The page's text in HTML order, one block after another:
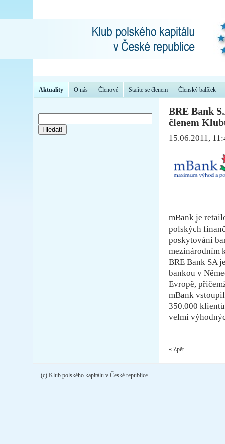
Aktuality O nás Členové Staňte se členem Členský balíček
Hledat!
BRE Bank
členem
15.06.2011,
mBank je
polských
poskytování
mezinárodním
BRE Bank SA
bankou v
Evropě,
mBank
350.000
velmi
« Zpět
(c) Klub polského kapitálu v České republice